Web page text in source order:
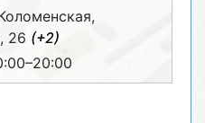
,
26 (+2)